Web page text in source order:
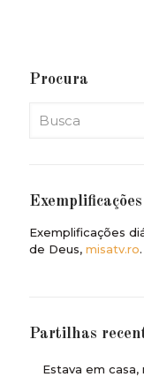
Procura
Exemplificações
de Deus, misatv.ro.
Partilhas
Estava em casa,